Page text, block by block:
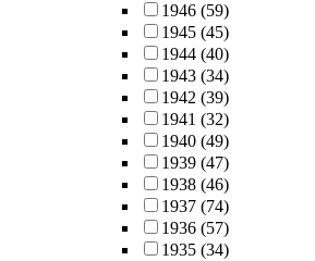
1946 (59)
1945 (45)
1944 (40)
1943 (34)
1942 (39)
1941 (32)
1940 (49)
1939 (47)
1938 (46)
1937 (74)
1936 (57)
1935 (34)